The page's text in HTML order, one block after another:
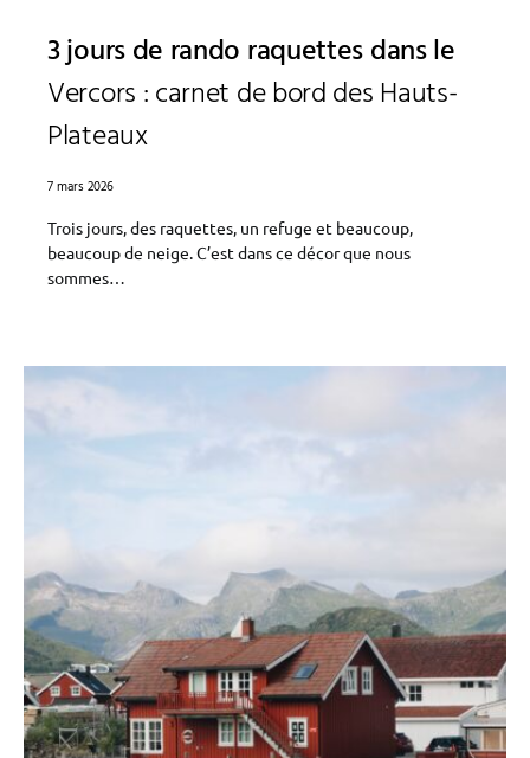
3 jours de rando raquettes dans le
Vercors : carnet de bord des Hauts-
Plateaux
7 mars 2026
Trois jours, des raquettes, un refuge et beaucoup,
beaucoup de neige. C’est dans ce décor que nous
sommes…